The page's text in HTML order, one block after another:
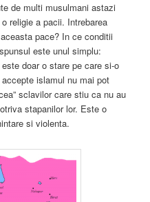
de multi musulmani astazi
religie a pacii. Intrebarea
pace? In ce conditii
este unul simplu:
doar o stare pe care si-o
islamul nu mai pot
sclavilor care stiu ca nu au
stapanilor lor. Este o
si violenta.